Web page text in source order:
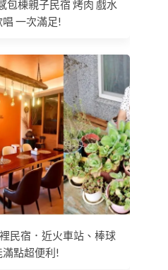
包棟親子民宿 烤肉 戲水
一次滿足!
民宿．近火車站、棒球
點超便利!